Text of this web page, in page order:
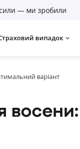
— ми зробили
випадок
варіант